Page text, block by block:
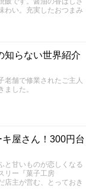
わい。充実したおつまみ
知らない世界紹介
老舗で修業されたご主人
した。
屋さん！300円台
と甘いものが恋しくなる
リー『菓子工房
店主が営む、とっておき